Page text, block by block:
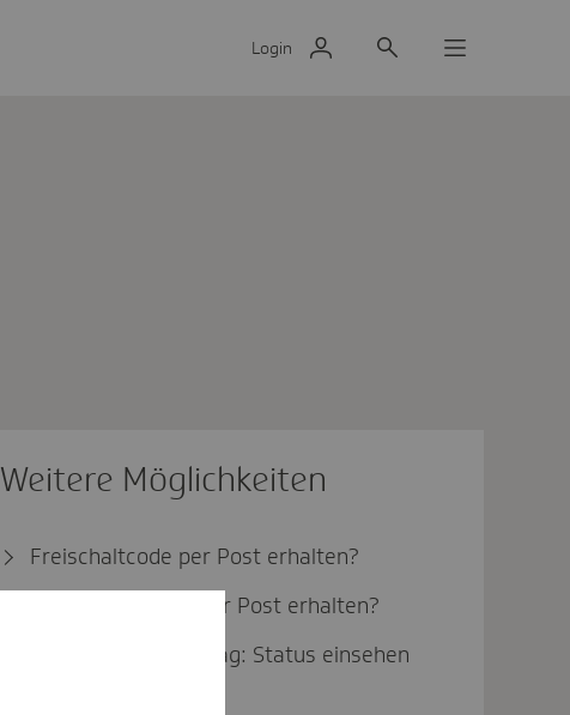
Login
Weitere Möglichkeiten
Freischaltcode per Post erhalten?
Einmal-Kennwort per Post erhalten?
Mitgliedschaftsantrag: Status einsehen